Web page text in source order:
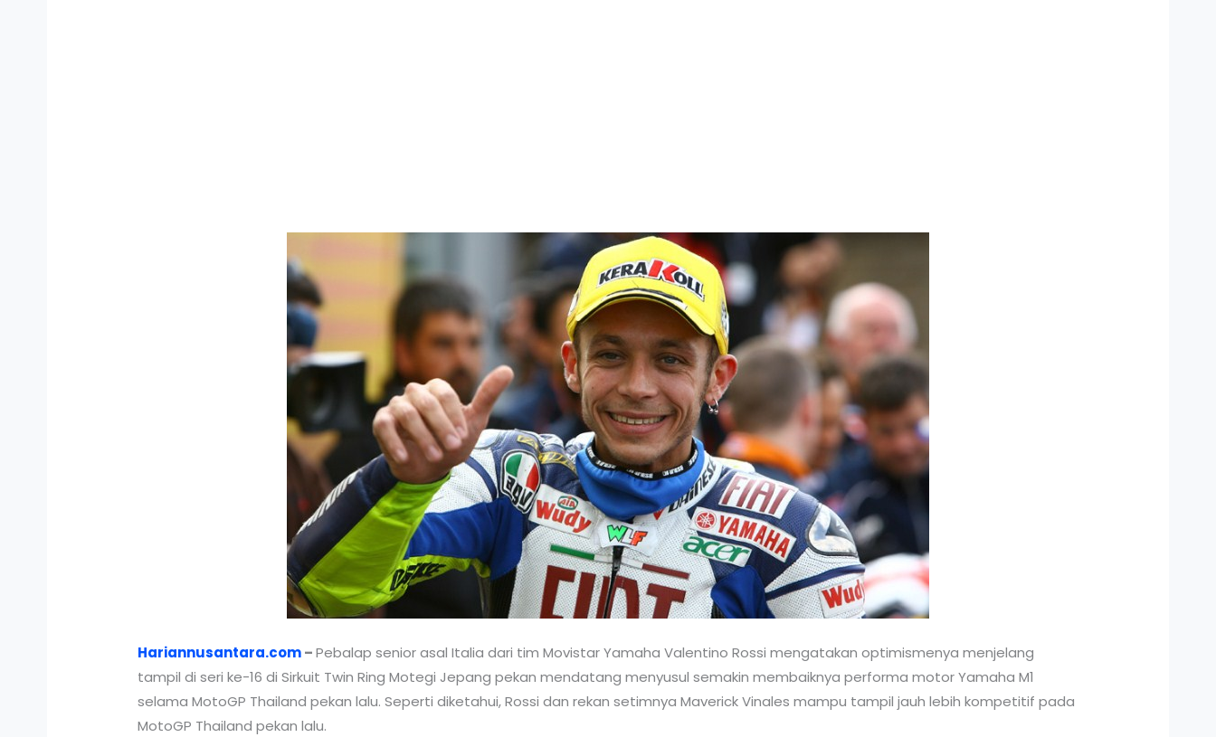
Hariannusantara.com–Pebalap senior asal Italia dari tim Movistar Yamaha Valentino Rossi mengatakan optimismenya menjelang
tampil di seri ke-16 di Sirkuit Twin Ring Motegi Jepang pekan mendatang menyusul semakin membaiknya performa motor Yamaha M1
selama MotoGP Thailand pekan lalu. Seperti diketahui, Rossi dan rekan setimnya Maverick Vinales mampu tampil jauh lebih kompetitif pada
MotoGP Thailand pekan lalu.